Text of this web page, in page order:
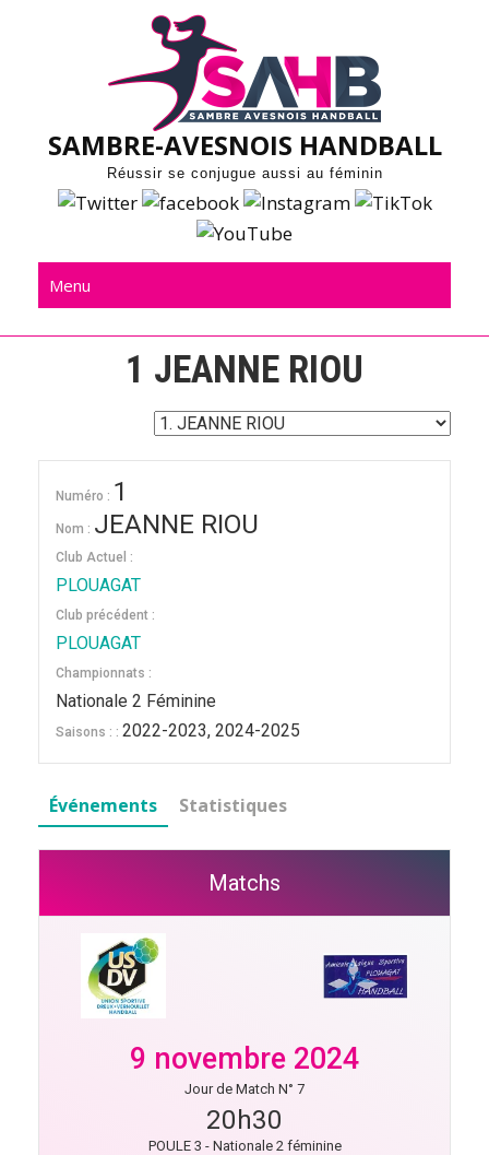
SAMBRE-AVESNOIS HANDBALL
Réussir se conjugue aussi au féminin
Menu
1 JEANNE RIOU
Numéro : 1
Nom : JEANNE RIOU
Club Actuel :
PLOUAGAT
Club précédent :
PLOUAGAT
Championnats :
Nationale 2 Féminine
Saisons : : 2022-2023, 2024-2025
Événements Statistiques
Matchs
9 novembre 2024
Jour de Match N° 7
20h30
POULE 3 - Nationale 2 féminine